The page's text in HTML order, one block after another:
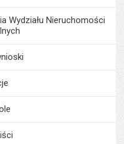
Wydziału Nieruchomości